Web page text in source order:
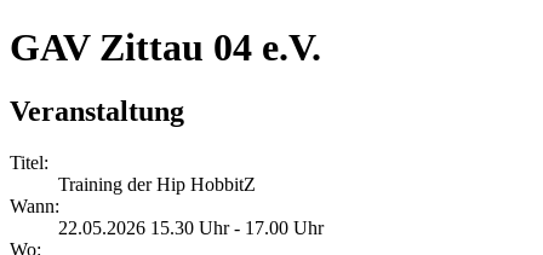
GAV Zittau 04 e.V.
Veranstaltung
Titel:
Training der Hip HobbitZ
Wann:
22.05.2026 15.30 Uhr - 17.00 Uhr
Wo: